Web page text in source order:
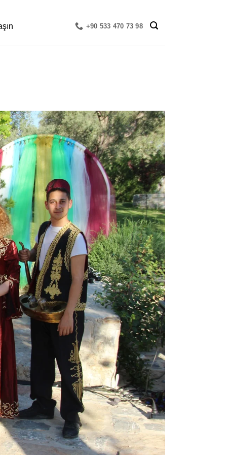
+90 533 470 73 98